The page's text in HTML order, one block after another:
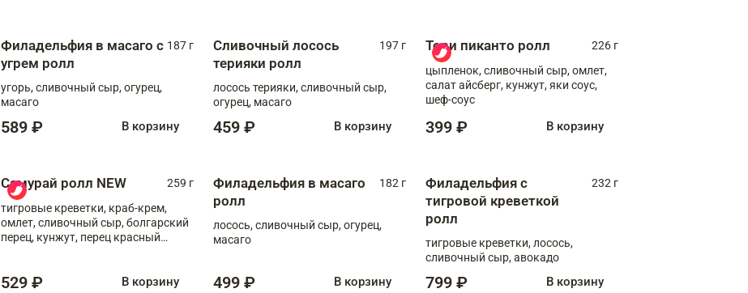
Филадельфия в масаго с
угрем ролл
187 г
угорь, сливочный сыр, огурец,
масаго
589 ₽ В корзину
Сливочный лосось
терияки ролл
197 г
лосось терияки, сливочный сыр,
огурец, масаго
459 ₽ В корзину
Тори пиканто ролл
226 г
цыпленок, сливочный сыр, омлет,
салат айсберг, кунжут, яки соус,
шеф-соус
399 ₽ В корзину
Самурай ролл NEW
259 г
тигровые креветки, краб-крем,
омлет, сливочный сыр, болгарский
перец, кунжут, перец красный
529 ₽ В корзину
Филадельфия в масаго
ролл
182 г
лосось, сливочный сыр, огурец,
масаго
499 ₽ В корзину
Филадельфия с
тигровой креветкой
ролл
232 г
тигровые креветки, лосось,
сливочный сыр, авокадо
799 ₽ В корзину